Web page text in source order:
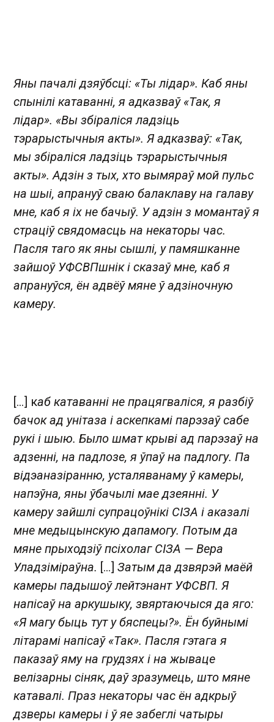
Яны пачалі дзяўбсці: «Ты лідар». Каб яны
спынілі катаванні, я адказваў «Так, я
лідар». «Вы збіраліся ладзіць
тэрарыстычныя акты». Я адказваў: «Так,
мы збіраліся ладзіць тэрарыстычныя
акты». Адзін з тых, хто вымяраў мой пульс
на шыі, апрануў сваю балаклаву на галаву
мне, каб я іх не бачыў. У адзін з момантаў я
страціў свядомасць на некаторы час.
Пасля таго як яны сышлі, у памяшканне
зайшоў УФСВПшнік і сказаў мне, каб я
апрануўся, ён адвёў мяне ў адзіночную
камеру.
[...] каб катаванні не працягваліся, я разбіў
бачок ад унітаза і аскепкамі парэзаў сабе
рукі і шыю. Было шмат крыві ад парэзаў на
адзенні, на падлозе, я ўпаў на падлогу. Па
відэаназіранню, усталяванаму ў камеры,
напэўна, яны ўбачылі мае дзеянні. У
камеру зайшлі супрацоўнікі СІЗА і аказалі
мне медыцынскую дапамогу. Потым да
мяне прыходзіў псіхолаг СІЗА — Вера
Уладзіміраўна. [...] Затым да дзвярэй маёй
камеры падышоў лейтэнант УФСВП. Я
напісаў на аркушыку, звяртаючыся да яго:
«Я магу быць тут у бяспецы?». Ён буйнымі
літарамі напісаў «Так». Пасля гэтага я
паказаў яму на грудзях і на жываце
велізарны сіняк, даў зразумець, што мяне
катавалі. Праз некаторы час ён адкрыў
дзверы камеры і ў яе забеглі чатыры